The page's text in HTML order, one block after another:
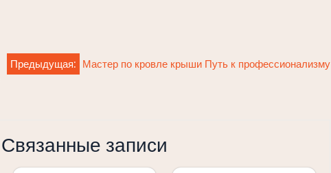
Предыдущая: Мастер по кровле крыши Путь к профессионализму
Связанные записи